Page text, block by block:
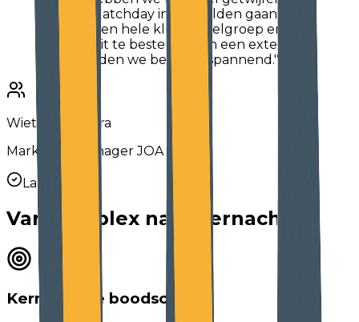
we met Matchday in zee wilden gaan. We
hebben een hele kleine doelgroep en om
dat dan uit te besteden aan een externe
partij vonden we best wel spannend."
Wietse Bandstra
Marketing Manager JOA
La solution
Van complex naar kernachtig
Kernachtige boodschap